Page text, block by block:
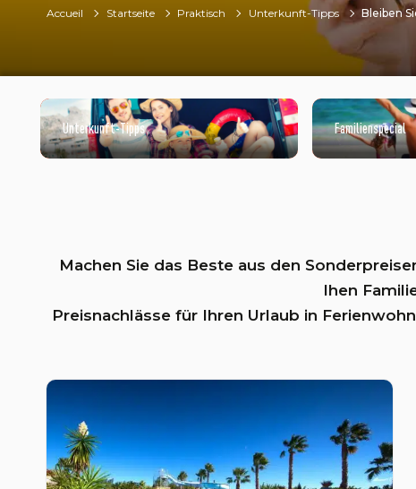
Accueil Startseite Praktisch Unterkunft-Tipps Bleiben
Unterkunft-Tipps Familienspecial
Machen Sie das Beste aus den
Ihen
Preisnachlässe für Ihren Urlaub in